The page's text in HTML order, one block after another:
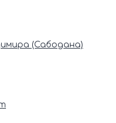
(Сабодана)